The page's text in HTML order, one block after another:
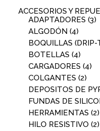
ACCESORIOS Y
ADAPTADORES (3)
ALGODÓN (4)
BOQUILLAS (DRIP-
BOTELLAS (4)
CARGADORES (4)
COLGANTES (2)
DEPOSITOS DE
FUNDAS DE
HERRAMIENTAS (2)
HILO RESISTIVO (2)